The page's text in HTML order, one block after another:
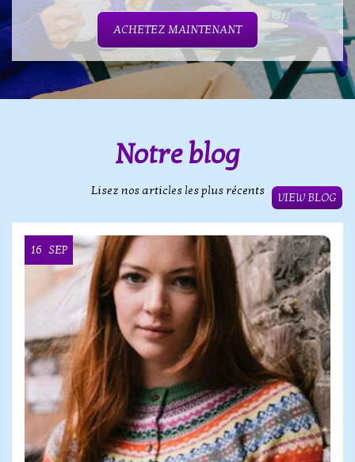
ACHETEZ MAINTENANT
Notre blog
Lisez nos articles les plus récents
VIEW BLOG
16 SEP